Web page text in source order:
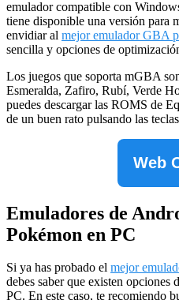
emulador compatible con
tiene disponible una versión para
envidiar al mejor emulador GBA
sencilla y opciones de
Los juegos que soporta mGBA
Esmeralda, Zafiro, Rubí, Verde
puedes descargar las ROMS de
de un buen rato pulsando las
Web
Emuladores de
Pokémon en PC
Si ya has probado el mejor
debes saber que existen opciones
PC. En este caso, te recomiendo